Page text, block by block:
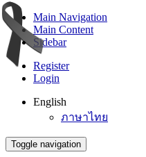
Main Navigation
Main Content
Sidebar
Register
Login
English
ภาษาไทย
Toggle navigation